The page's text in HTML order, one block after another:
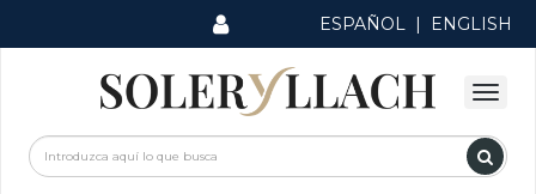
ESPAÑOL | ENGLISH